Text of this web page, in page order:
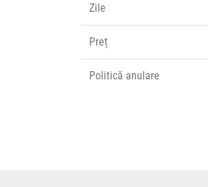
Zile
Preț
Politică anulare